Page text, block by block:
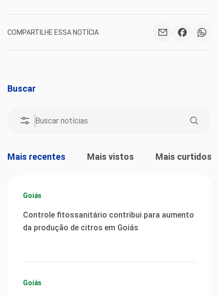
COMPARTILHE ESSA NOTÍCIA
Buscar
Mais recentes Mais vistos Mais curtidos
Goiás
Controle fitossanitário contribui para aumento
da produção de citros em Goiás
Goiás